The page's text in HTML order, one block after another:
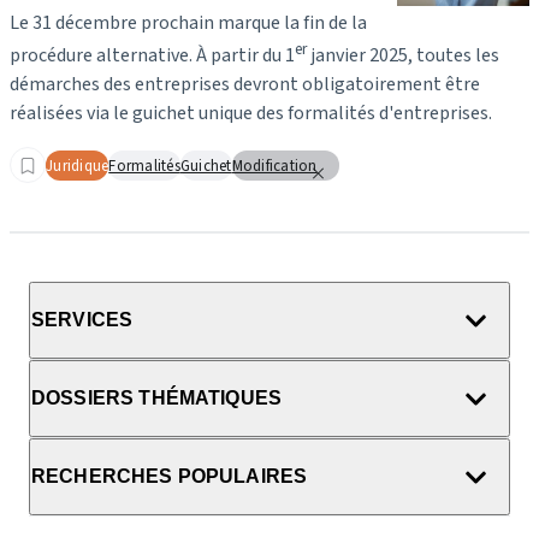
Le 31 décembre prochain marque la fin de la
procédure alternative. À partir du 1erjanvier 2025, toutes les
démarches des entreprises devront obligatoirement être
réalisées via le guichet unique des formalités d'entreprises.
JuridiqueFormalitésGuichetModification
SERVICES
DOSSIERS THÉMATIQUES
RECHERCHES POPULAIRES